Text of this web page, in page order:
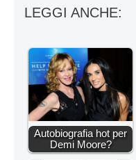
LEGGI ANCHE:
Autobiografia hot per
Demi Moore?